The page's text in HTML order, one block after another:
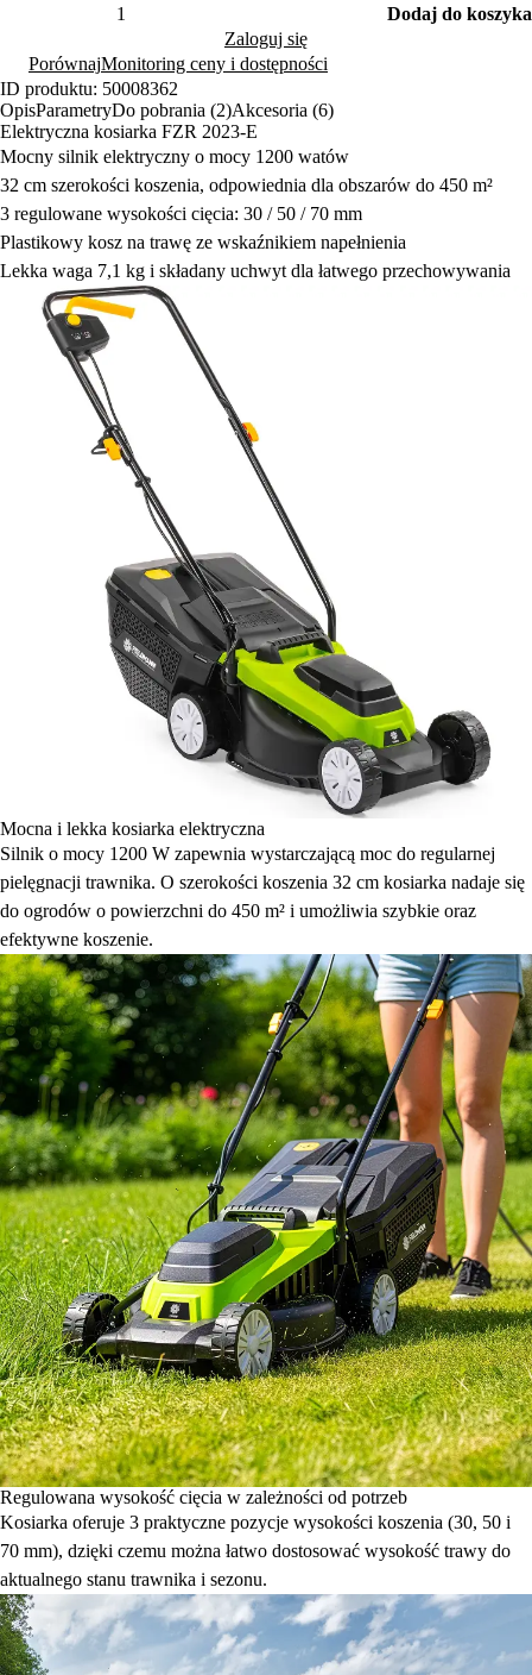
Dodaj do koszyka
Zaloguj się
PorównajMonitoring ceny i dostępności
ID produktu: 50008362
OpisParametryDo pobrania (2)Akcesoria (6)
Elektryczna kosiarka FZR 2023-E
Mocny silnik elektryczny o mocy 1200 watów
32 cm szerokości koszenia, odpowiednia dla obszarów do 450 m²
3 regulowane wysokości cięcia: 30 / 50 / 70 mm
Plastikowy kosz na trawę ze wskaźnikiem napełnienia
Lekka waga 7,1 kg i składany uchwyt dla łatwego przechowywania
Mocna i lekka kosiarka elektryczna
Silnik o mocy 1200 W zapewnia wystarczającą moc do regularnej
pielęgnacji trawnika. O szerokości koszenia 32 cm kosiarka nadaje się
do ogrodów o powierzchni do 450 m² i umożliwia szybkie oraz
efektywne koszenie.
Regulowana wysokość cięcia w zależności od potrzeb
Kosiarka oferuje 3 praktyczne pozycje wysokości koszenia (30, 50 i
70 mm), dzięki czemu można łatwo dostosować wysokość trawy do
aktualnego stanu trawnika i sezonu.